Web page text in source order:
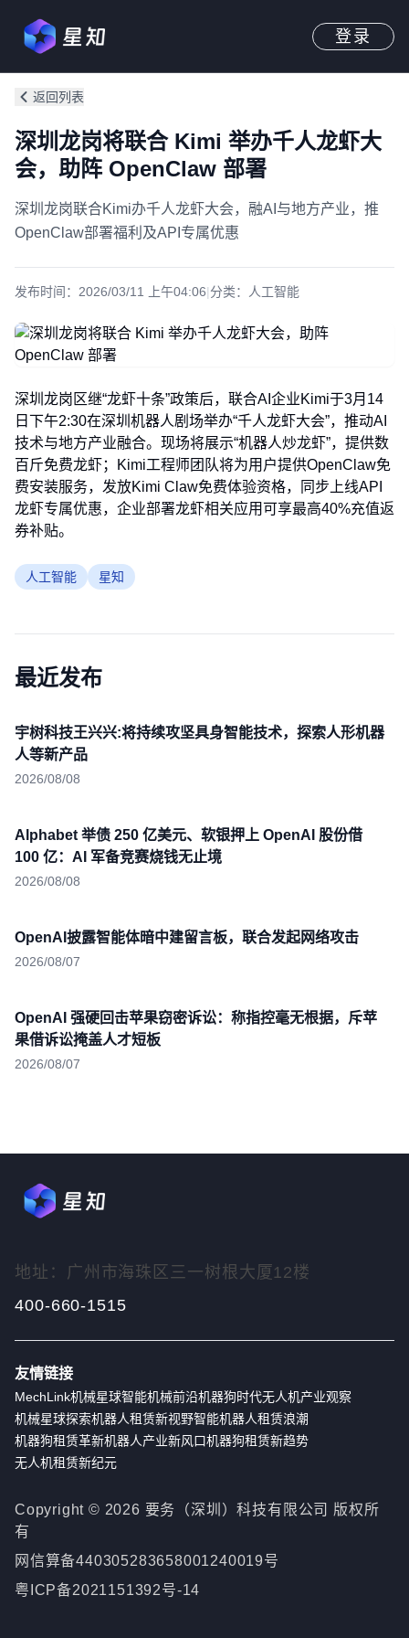
登录
返回列表
深圳龙岗将联合 Kimi 举办千人龙虾大
会，助阵 OpenClaw 部署
深圳龙岗联合Kimi办千人龙虾大会，融AI与地方产业，推
OpenClaw部署福利及API专属优惠
发布时间： 2026/03/11 上午04:06|分类： 人工智能
深圳龙岗区继“龙虾十条”政策后，联合AI企业Kimi于3月14
日下午2:30在深圳机器人剧场举办“千人龙虾大会”，推动AI
技术与地方产业融合。现场将展示“机器人炒龙虾”，提供数
百斤免费龙虾；Kimi工程师团队将为用户提供OpenClaw免
费安装服务，发放Kimi Claw免费体验资格，同步上线API
龙虾专属优惠，企业部署龙虾相关应用可享最高40%充值返
券补贴。
人工智能 星知
最近发布
宇树科技王兴兴:将持续攻坚具身智能技术，探索人形机器
人等新产品
2026/08/08
Alphabet 举债 250 亿美元、软银押上 OpenAI 股份借
100 亿：AI 军备竞赛烧钱无止境
2026/08/08
OpenAI披露智能体暗中建留言板，联合发起网络攻击
2026/08/07
OpenAI 强硬回击苹果窃密诉讼：称指控毫无根据，斥苹
果借诉讼掩盖人才短板
2026/08/07
地址：广州市海珠区三一树根大厦12楼
400-660-1515
友情链接
MechLink机械星球智能机械前沿机器狗时代无人机产业观察
机械星球探索机器人租赁新视野智能机器人租赁浪潮
机器狗租赁革新机器人产业新风口机器狗租赁新趋势
无人机租赁新纪元
Copyright © 2026 要务（深圳）科技有限公司 版权所
有
网信算备440305283658001240019号
粤ICP备2021151392号-14